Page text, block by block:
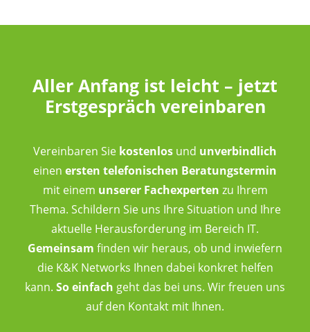
Aller Anfang ist leicht – jetzt
Erstgespräch vereinbaren
Vereinbaren Sie kostenlos und unverbindlich
einen ersten telefonischen Beratungstermin
mit einem unserer Fachexperten zu Ihrem
Thema. Schildern Sie uns Ihre Situation und Ihre
aktuelle Herausforderung im Bereich IT.
Gemeinsam finden wir heraus, ob und inwiefern
die K&K Networks Ihnen dabei konkret helfen
kann. So einfach geht das bei uns. Wir freuen uns
auf den Kontakt mit Ihnen.